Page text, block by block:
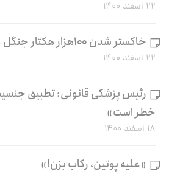
۲۲ اسفند ۱۴۰۰
خاکستر شدن ۱۰۰هزار هکتار جنگل و مرتع طی ۵ سال
۲۲ اسفند ۱۴۰۰
رئیس پزشکی قانونی: تطبیق
خطر است»
۱۸ اسفند ۱۴۰۰
«علیه پوتین، رکاب بزن!»